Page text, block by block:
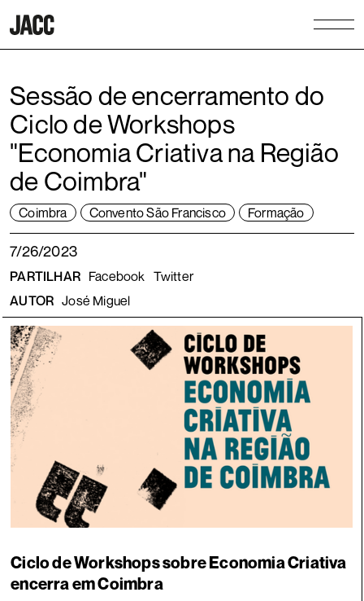
Sessão de encerramento do
Ciclo de Workshops
"Economia Criativa na Região
de Coimbra"
Coimbra Convento São Francisco Formação
Ciclo de Workshops sobre Economia Criativa
encerra em Coimbra
7/26/2023
PARTILHAR Facebook Twitter
AUTOR José Miguel